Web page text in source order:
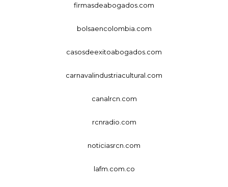
firmasdeabogados.com
bolsaencolombia.com
casosdeexitoabogados.com
carnavalindustriacultural.com
canalrcn.com
rcnradio.com
noticiasrcn.com
lafm.com.co